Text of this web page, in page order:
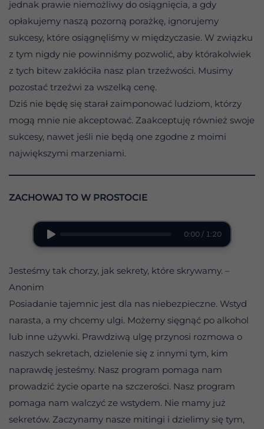
jednak prawie niemożliwy do osiągnięcia, a gdy
opłakujemy naszą pozorną porażkę, ignorujemy
sukcesy, które osiągnęliśmy w międzyczasie. W związku
z tym nigdy nie powinniśmy pozwolić, aby którakolwiek
z tych bitew zakłóciła nasz plan trzeźwości. Musimy
pozostać trzeźwi za wszelką cenę.
Dziś nie będę się starał zaimponować ludziom, którzy
mogą mnie nie akceptować. Zaakceptuję również swoje
sukcesy, nawet jeśli nie będą one zgodne z moimi
największymi marzeniami.
ZACHOWAJ TO W PROSTOCIE
0:00 / 1:20
Jesteśmy tak chorzy, jak sekrety, które skrywamy. –
Anonim
Posiadanie tajemnic jest dla nas niebezpieczne. Wstyd
narasta, a my chcemy ulgi. Możemy sięgnąć po alkohol
lub inne używki. Prawdziwą ulgę przynosi rozmowa o
naszych sekretach, dzielenie się z innymi tym, kim
naprawdę jesteśmy. Nasz program pomaga nam
prowadzić życie oparte na szczerości. Nasz program
pomaga nam walczyć ze wstydem. Nie mamy już
sekretów. Zaczynamy nasze mitingi i dzielimy się tym,